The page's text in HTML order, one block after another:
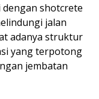
shotcrete
jalan
adanya struktur
yang terpotong
jembatan